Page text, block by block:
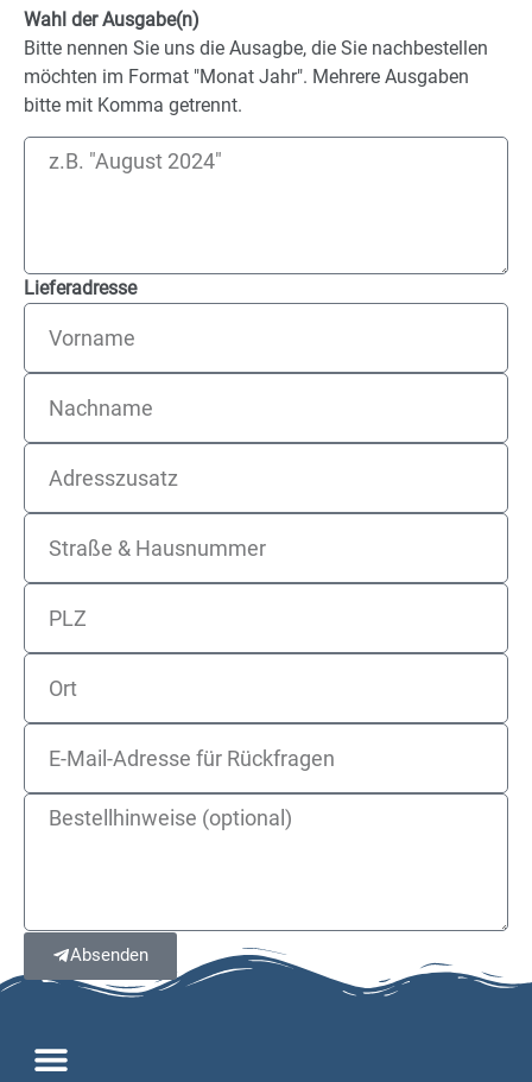
Wahl der Ausgabe(n)
Bitte nennen Sie uns die Ausagbe, die Sie nachbestellen
möchten im Format "Monat Jahr". Mehrere Ausgaben
bitte mit Komma getrennt.
Lieferadresse
Absenden